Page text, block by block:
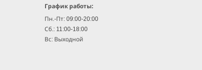
График работы:
Пн.-Пт: 09:00-20:00
Сб.: 11:00-18:00
Вс: Выходной